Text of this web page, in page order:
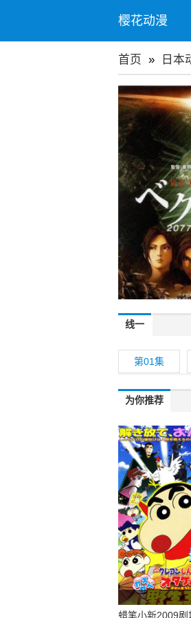
樱花动漫
首页 » 日本
线一
第01集
为你推荐
蜡笔小新2009剧